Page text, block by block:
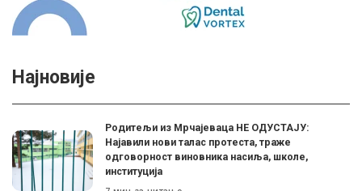
Најновије
Родитељи из Мрчајеваца НЕ ОДУСТАЈУ:
Најавили нови талас протеста, траже
одговорност виновника насиља, школе,
институција